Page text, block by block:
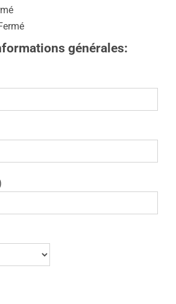
générales: